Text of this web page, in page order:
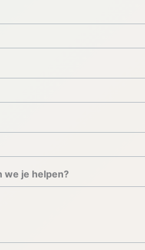
we je helpen?